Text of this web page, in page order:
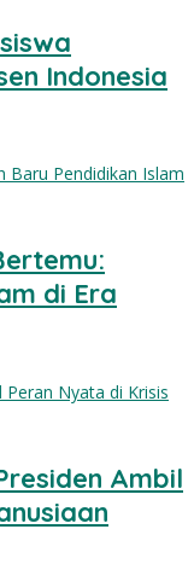
Indonesia
di Era
Ambil